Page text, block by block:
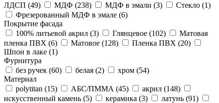
ЛДСП (49) МДФ (238) МДФ в эмали (3) Стекло (1)
Фрезерованный МДФ в эмале (6)
Покрытие фасада
100% литьевой акрил (3) Глянцевое (102)
Матовая
пленка ПВХ (6) Матовое (128) Пленка ПВХ (20)
Шпон в лаке (1)
Фурнитура
без ручек (60) белая (2) хром (54)
Материал
polytitan (15) АБС/ПММА (45) акрил (148)
искусственный камень (5) керамика (3) латунь (91)